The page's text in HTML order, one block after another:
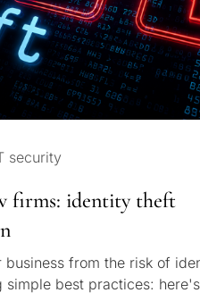
security
firms: identity theft
business from the risk of
simple best practices: